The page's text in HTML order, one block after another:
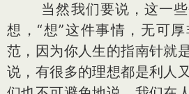
当然我们要说，这一些
想，“想”这件事情，无可
范，因为你人生的指南针就
说，有很多的理想都是利人